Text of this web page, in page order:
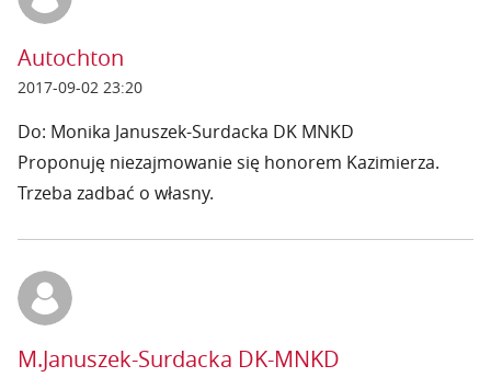
Autochton
2017-09-02 23:20
Do: Monika Januszek-Surdacka DK MNKD
Proponuję niezajmowanie się honorem Kazimierza.
Trzeba zadbać o własny.
M.Januszek-Surdacka DK-MNKD